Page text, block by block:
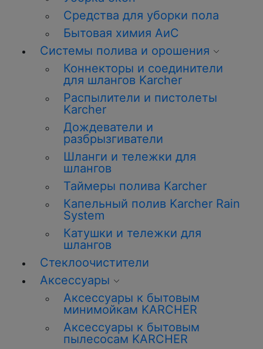
Средства для уборки пола
Бытовая химия АиС
Системы полива и орошения
Коннекторы и соединители
для шлангов Karcher
Распылители и пистолеты
Karcher
Дождеватели и
разбрызгиватели
Шланги и тележки для
шлангов
Таймеры полива Karcher
Капельный полив Karcher Rain
System
Катушки и тележки для
шлангов
Стеклоочистители
Аксессуары
Аксессуары к бытовым
минимойкам KARCHER
Аксессуары к бытовым
пылесосам KARCHER